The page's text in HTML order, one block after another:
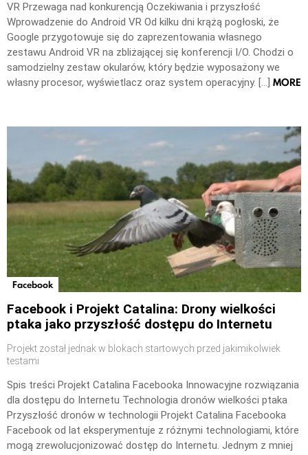
VR Przewaga nad konkurencją Oczekiwania i przyszłość
Wprowadzenie do Android VR Od kilku dni krążą pogłoski, że
Google przygotowuje się do zaprezentowania własnego
zestawu Android VR na zbliżającej się konferencji I/O. Chodzi o
samodzielny zestaw okularów, który będzie wyposażony we
własny procesor, wyświetlacz oraz system operacyjny. […] MORE
Facebook
Facebook i Projekt Catalina: Drony wielkości
ptaka jako przyszłość dostępu do Internetu
Projekt został jednak w blokach startowych przed jakimikolwiek
testami
Spis treści Projekt Catalina Facebooka Innowacyjne rozwiązania
dla dostępu do Internetu Technologia dronów wielkości ptaka
Przyszłość dronów w technologii Projekt Catalina Facebooka
Facebook od lat eksperymentuje z różnymi technologiami, które
mogą zrewolucjonizować dostęp do Internetu. Jednym z mniej